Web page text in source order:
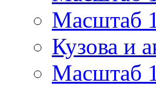
Масштаб
Кузова и
Масштаб